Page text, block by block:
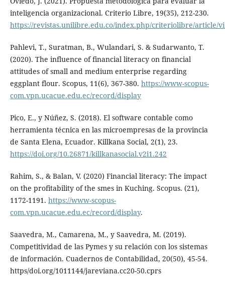
inteligencia organizacional. Criterio Libre, 19(35), 212-230.
https://revistas.unilibre.edu.co/index.php/criteriolibre/article/
Pahlevi, T., Suratman, B., Wulandari, S. & Sudarwanto, T.
(2020). The influence of financial literacy on financial
attitudes of small and medium enterprise regarding
eggplant flour. Scopus, 11(6), 367-380. https://www-scopus-
com.vpn.ucacue.edu.ec/record/display
Pico, E., y Núñez, S. (2018). El software contable como
herramienta técnica en las microempresas de la provincia
de Santa Elena, Ecuador. Killkana Social, 2(1), 23.
https://doi.org/10.26871/killkanasocial.v2i1.242
Rahim, S., & Balan, V. (2020) Financial literacy: The impact
on the profitability of the smes in Kuching. Scopus. (21),
1172-1191. https://www-scopus-
com.vpn.ucacue.edu.ec/record/display.
Saavedra, M., Camarena, M., y Saavedra, M. (2019).
Competitividad de las Pymes y su relación con los sistemas
de información. Cuadernos de Contabilidad, 20(50), 45-54.
https/doi.org/1011144/jareviana.cc20-50.cprs